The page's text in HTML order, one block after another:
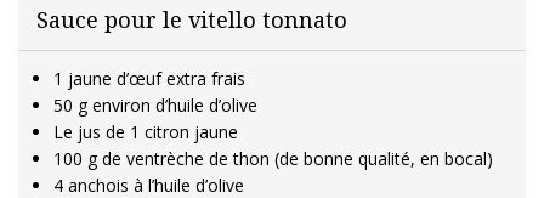
Sauce pour le vitello tonnato
1 jaune d’œuf extra frais
50 g environ d’huile d’olive
Le jus de 1 citron jaune
100 g de ventrèche de thon (de bonne qualité, en bocal)
4 anchois à l’huile d’olive